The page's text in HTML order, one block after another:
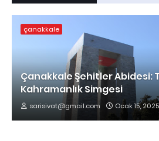
çanakkale
Çanakkale Şehitler Abidesi:
Kahramanlık Simgesi
sarisivat@gmail.com Ocak 15, 2025